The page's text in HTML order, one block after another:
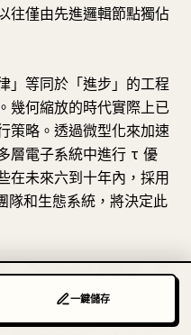
往僅由先進邏輯節點獨佔
」等同於「進步」的工程
幾何縮放的時代實際上已
策略。透過微型化來加速
層電子系統中進行 τ 優
未來六到十年內，採用
隊和生態系統，將決定此
。仍有許多未解問題，沒
工具鏈、標準、基準測
都需要來自單一公司以外
一鍵儲存